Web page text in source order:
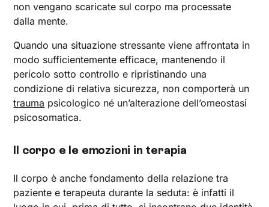
non vengano scaricate sul corpo ma processate
dalla mente.
Quando una situazione stressante viene affrontata in
modo sufficientemente efficace, mantenendo il
pericolo sotto controllo e ripristinando una
condizione di relativa sicurezza, non comporterà un
trauma psicologico né un’alterazione dell’omeostasi
psicosomatica.
Il corpo e le emozioni in terapia
Il corpo è anche fondamento della relazione tra
paziente e terapeuta durante la seduta: è infatti il